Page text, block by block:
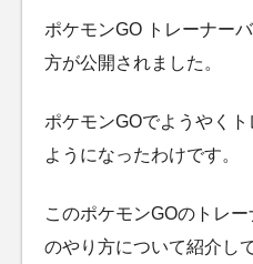
ポケモンGO トレーナー
方が公開されました。
ポケモンGOでようやく
ようになったわけです。
このポケモンGOのトレ
のやり方について紹介し